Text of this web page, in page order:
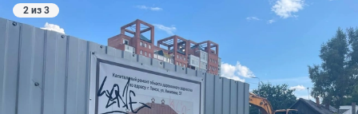
2 из 3